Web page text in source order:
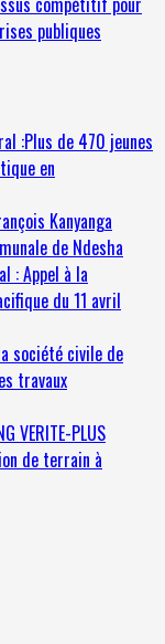
publiques
:Plus de 470 jeunes
en
Kanyanga
de Ndesha
: Appel à la
du 11 avril
société civile de
travaux
VERITE-PLUS
de terrain à